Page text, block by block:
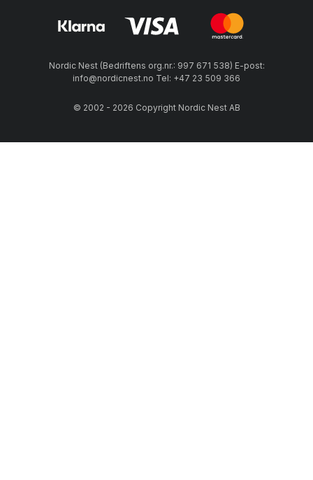
Nordic Nest (Bedriftens org.nr.: 997 671 538) E-post:
info@nordicnest.no Tel: +47 23 509 366
© 2002 - 2026 Copyright Nordic Nest AB